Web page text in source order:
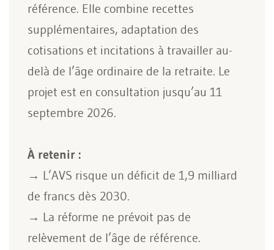
référence. Elle combine recettes
supplémentaires, adaptation des
cotisations et incitations à travailler au-
delà de l’âge ordinaire de la retraite. Le
projet est en consultation jusqu’au 11
septembre 2026.
À retenir :
→ L’AVS risque un déficit de 1,9 milliard
de francs dès 2030.
→ La réforme ne prévoit pas de
relèvement de l’âge de référence.